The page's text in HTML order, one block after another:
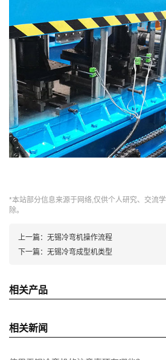
*本站部分信息来源于网络,仅供个人研究、交流
除。
上一篇： 无锡冷弯机操作流程
下一篇： 无锡冷弯成型机类型
相关产品
相关新闻